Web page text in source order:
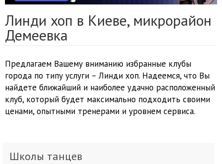
Линди хоп в Киеве, микрорайон
Демеевка
Предлагаем Вашему вниманию избранные клубы
города по типу услуги – Линди хоп. Надеемся, что Вы
найдете ближайший и наиболее удачно расположенный
клуб, который будет максимально подходить своими
ценами, опытными тренерами и уровнем сервиса.
Школы танцев